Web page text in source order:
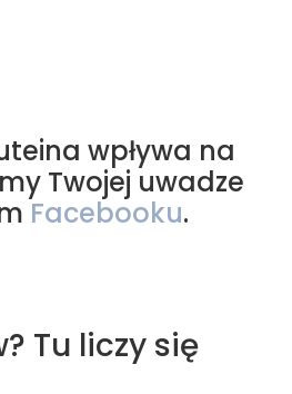
wpływa na
Twojej uwadze
Facebooku.
Tu liczy się